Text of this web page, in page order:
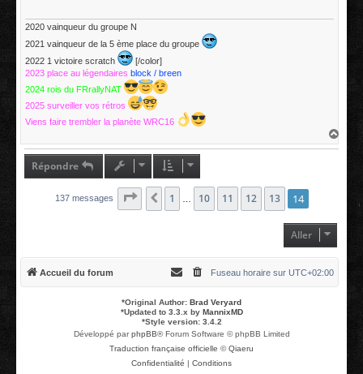
2020 vainqueur du groupe N
2021 vainqueur de la 5 ème place du groupe
2022 1 victoire scratch
[/color]
2023 place au légendaires block / breen
2024 rois du FRrallyNAT
2025 surveiller vos rétros
Viens faire trembler la planète WRC16
Répondre
137 messages Page 14 sur 14
Précédent
1 10 11 12 13 14
Aller
Accueil du forum Fuseau horaire sur UTC+02:00
*Original Author: Brad Veryard
*Updated to 3.3.x by MannixMD
*Style version: 3.4.2
Développé parphpBB® Forum Software © phpBB Limited
Traduction française officielle ©Qiaeru
Confidentialité | Conditions